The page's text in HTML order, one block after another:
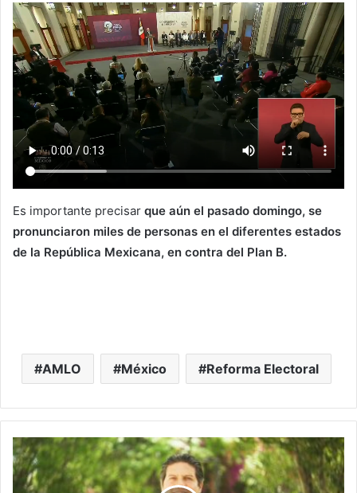
Es importante precisar que aún el pasado domingo, se
pronunciaron miles de personas en el diferentes estados
de la República Mexicana, en contra del Plan B.
AMLO México Reforma Electoral
#Morelia
En
90